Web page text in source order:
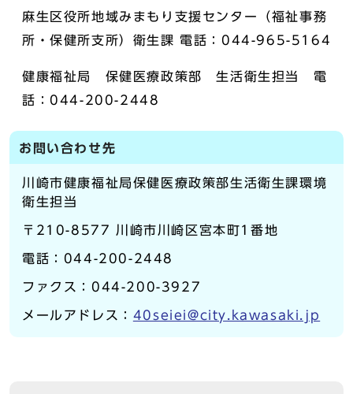
麻生区役所地域みまもり支援センター（福祉事務
所・保健所支所）衛生課 電話：044-965-5164
健康福祉局 保健医療政策部 生活衛生担当 電
話：044-200-2448
お問い合わせ先
川崎市健康福祉局保健医療政策部生活衛生課環境
衛生担当
〒210-8577 川崎市川崎区宮本町1番地
電話：044-200-2448
ファクス：044-200-3927
メールアドレス： 40seiei@city.kawasaki.jp